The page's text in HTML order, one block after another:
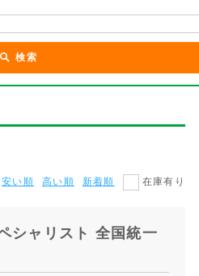
検索
安い順 高い順 新着順 在庫有り
シャリスト 全国統一